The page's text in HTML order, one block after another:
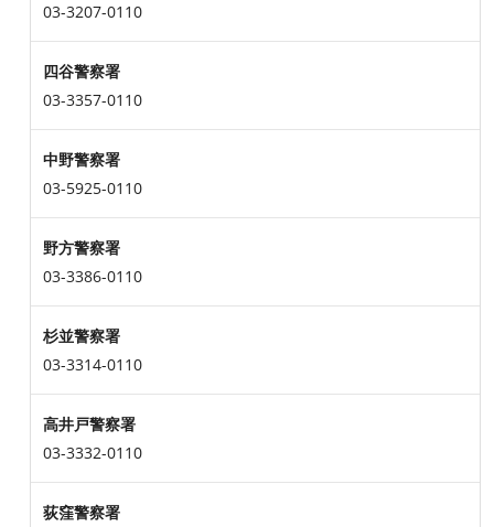
03-3207-0110
四谷警察署
03-3357-0110
中野警察署
03-5925-0110
野方警察署
03-3386-0110
杉並警察署
03-3314-0110
高井戸警察署
03-3332-0110
荻窪警察署